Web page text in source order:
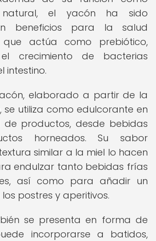
natural, el yacón ha sido
beneficios para la salud
que actúa como prebiótico,
crecimiento de bacterias
intestino.
elaborado a partir de la
se utiliza como edulcorante en
productos, desde bebidas
horneados. Su sabor
similar a la miel lo hacen
endulzar tanto bebidas frías
así como para añadir un
postres y aperitivos.
se presenta en forma de
incorporarse a batidos,